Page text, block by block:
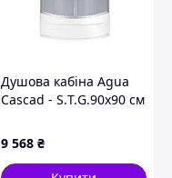
Душова кабіна Agua
Cascad - S.Т.G.90x90 см
9 568 ₴